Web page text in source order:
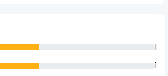
1
1